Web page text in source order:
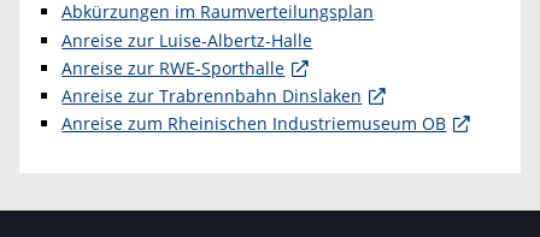
Abkürzungen im Raumverteilungsplan
Anreise zur Luise-Albertz-Halle
Anreise zur RWE-Sporthalle
Anreise zur Trabrennbahn Dinslaken
Anreise zum Rheinischen Industriemuseum OB